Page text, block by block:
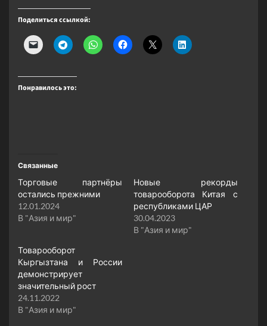
Поделиться ссылкой:
Понравилось это:
Связанные
Торговые партнёры
остались прежними
12.01.2024
В "Азия и мир"
Новые рекорды
товарооборота Китая с
республиками ЦАР
30.04.2023
В "Азия и мир"
Товарооборот
Кыргызтана и России
демонстрирует
значительный рост
24.11.2022
В "Азия и мир"